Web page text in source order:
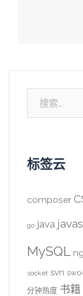
索：
标签云
composer
go java
MySQL
socket svn
分钟热度 书籍